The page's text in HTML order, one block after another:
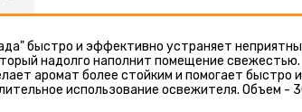
быстро и эффективно устраняет
надолго наполнит помещение
аромат более стойким и помогает быстро
использование освежителя. Объем -